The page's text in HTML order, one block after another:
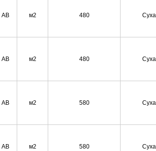
АВ м2 480
АВ м2 480
АВ м2 580
АВ м2 580